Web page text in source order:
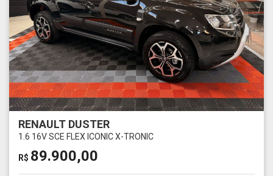
RENAULT DUSTER
1.6 16V SCE FLEX ICONIC X-TRONIC
R$ 89.900,00